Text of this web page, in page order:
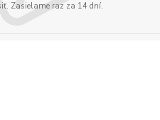
Zasielame raz za 14 dní.